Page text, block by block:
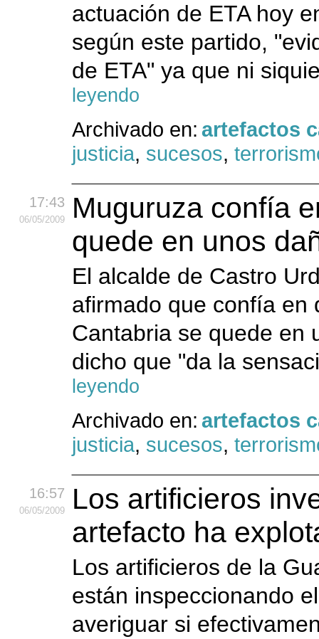
actuación de ETA hoy
según este partido,
de ETA" ya que ni
leyendo
Archivado en: artefactos
justicia, sucesos,
17:43
06/05/2009
Muguruza confía
quede en unos
El alcalde de Castro
afirmado que confía en
Cantabria se quede en
dicho que "da la
leyendo
Archivado en: artefactos
justicia, sucesos,
16:57
06/05/2009
Los artificieros
artefacto ha
Los artificieros de la
están inspeccionando
averiguar si